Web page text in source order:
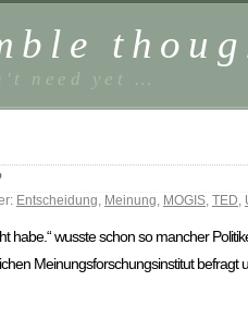
need yet …
Entscheidung, Meinung, MOGIS, TED,
habe.“ wusste schon so mancher
Meinungsforschungsinstitut